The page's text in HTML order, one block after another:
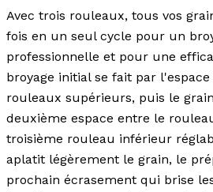
Avec trois rouleaux, tous vos
fois en un seul cycle pour un
professionnelle et pour une
broyage initial se fait par
rouleaux supérieurs, puis le
deuxième espace entre le
troisième rouleau inférieur
aplatit légèrement le grain, le
prochain écrasement qui brise